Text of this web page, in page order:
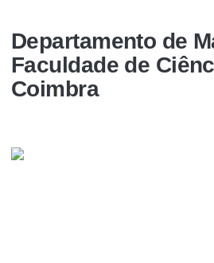
Departamento de
Faculdade de
Coimbra